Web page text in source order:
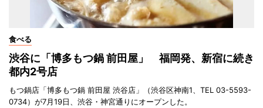
食べる
渋谷に「博多もつ鍋 前田屋」 福岡発、新宿に続き
都内2号店
もつ鍋店「博多もつ鍋 前田屋 渋谷店」（渋谷区神南1、TEL 03-5593-
0734）が7月19日、渋谷・神宮通りにオープンした。